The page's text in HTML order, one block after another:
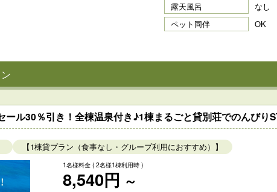
露天風呂
なし
ペット同伴 OK
ール30％引き！全棟温泉付き♪1棟まるごと貸別荘でのんびり
【1棟貸プラン（食事なし・グループ利用におすすめ）】
1名様料金 ( 2名様1棟利用時 )
8,540円 ～